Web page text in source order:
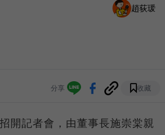
趙荻瑗
分享 收藏
開記者會，由董事長施崇棠親